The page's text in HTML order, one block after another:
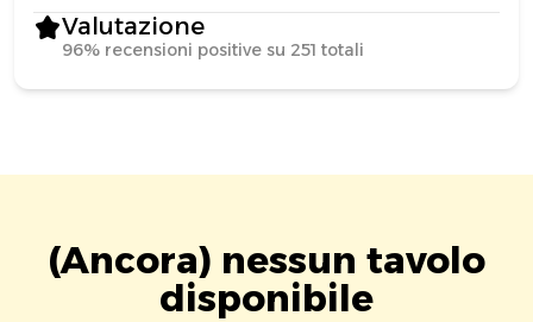
Valutazione
96% recensioni positive su 251 totali
(Ancora) nessun tavolo
disponibile